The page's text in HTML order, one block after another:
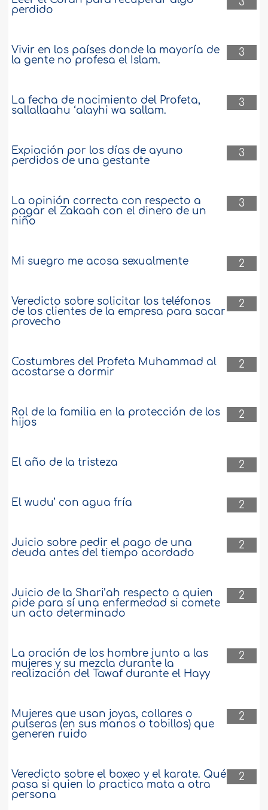
perdido
3
Vivir en los países donde la mayoría de
la gente no profesa el Islam.
3
La fecha de nacimiento del Profeta,
sallallaahu ‘alayhi wa sallam.
3
Expiación por los días de ayuno
perdidos de una gestante
3
La opinión correcta con respecto a
pagar el Zakaah con el dinero de un
niño
2
Mi suegro me acosa sexualmente
2
Veredicto sobre solicitar los teléfonos
de los clientes de la empresa para sacar
provecho
2
Costumbres del Profeta Muhammad al
acostarse a dormir
2
Rol de la familia en la protección de los
hijos
2
El año de la tristeza
2
El wudu’ con agua fría
2
Juicio sobre pedir el pago de una
deuda antes del tiempo acordado
2
Juicio de la Shari’ah respecto a quien
pide para sí una enfermedad si comete
un acto determinado
2
La oración de los hombre junto a las
mujeres y su mezcla durante la
realización del Tawaf durante el Hayy
2
Mujeres que usan joyas, collares o
pulseras (en sus manos o tobillos) que
generen ruido
2
Veredicto sobre el boxeo y el karate. Qué
pasa si quien lo practica mata a otra
persona